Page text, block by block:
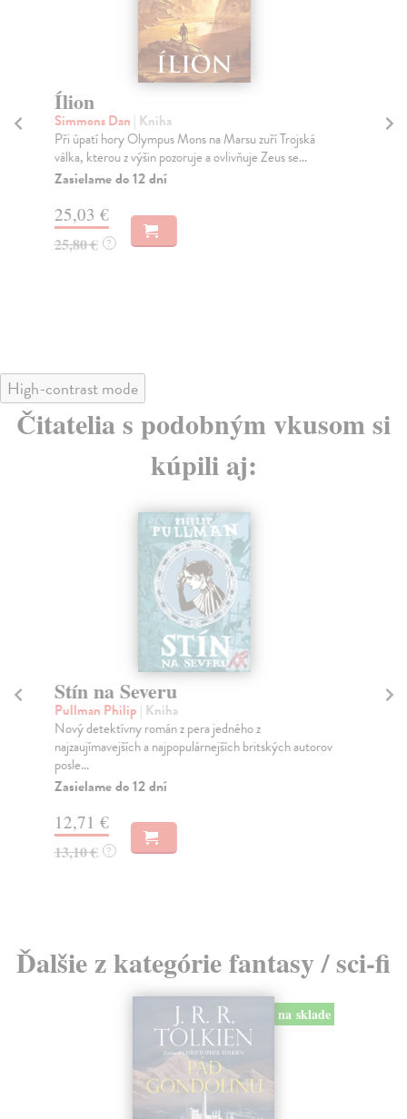
Ílion
Simmons Dan | Kniha
Při úpatí hory Olympus Mons na Marsu zuří Trojská
válka, kterou z výšin pozoruje a ovlivňuje Zeus se...
Zasielame do 12 dní
25,03 €
25,80 € ?
High-contrast mode
Čitatelia s podobným vkusom si
kúpili aj:
Stín na Severu
Pullman Philip | Kniha
Nový detektívny román z pera jedného z
najzaujímavejších a najpopulárnejších britských autorov
posle...
Zasielame do 12 dní
12,71 €
13,10 € ?
Ďalšie z kategórie fantasy / sci-fi
na sklade